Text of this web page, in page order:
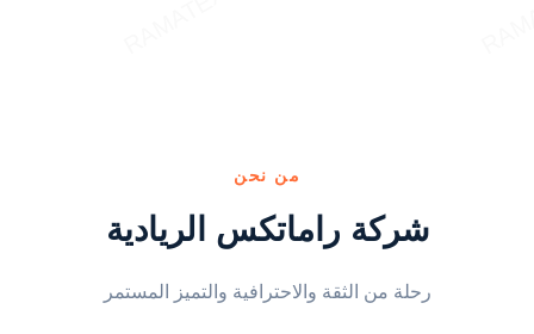
من نحن
شركة راماتكس الريادية
رحلة من الثقة والاحترافية والتميز المستمر